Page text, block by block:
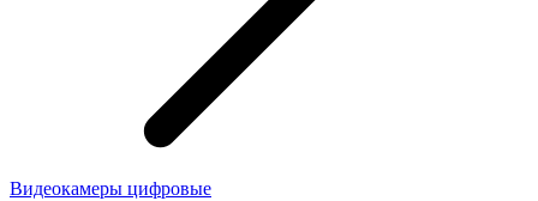
Видеокамеры цифровые